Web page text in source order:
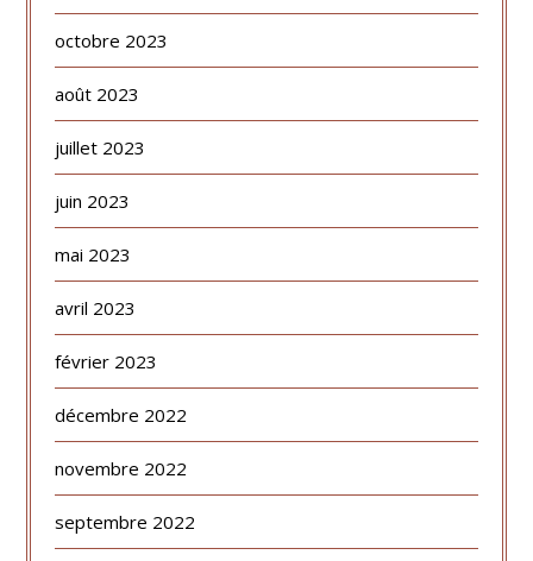
octobre 2023
août 2023
juillet 2023
juin 2023
mai 2023
avril 2023
février 2023
décembre 2022
novembre 2022
septembre 2022